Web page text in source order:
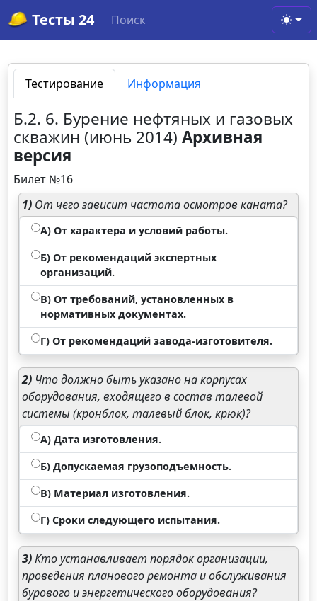
Тесты 24 Поиск
Тестирование Информация
Б.2. 6. Бурение нефтяных и газовых
скважин (июнь 2014)Архивная
версия
Билет №16
1) От чего зависит частота осмотров каната?
А) От характера и условий работы.
Б) От рекомендаций экспертных
организаций.
В) От требований, установленных в
нормативных документах.
Г) От рекомендаций завода-изготовителя.
2) Что должно быть указано на корпусах
оборудования, входящего в состав талевой
системы (кронблок, талевый блок, крюк)?
А) Дата изготовления.
Б) Допускаемая грузоподъемность.
В) Материал изготовления.
Г) Сроки следующего испытания.
3)Кто устанавливает порядок организации,
проведения планового ремонта и обслуживания
бурового и энергетического оборудования?